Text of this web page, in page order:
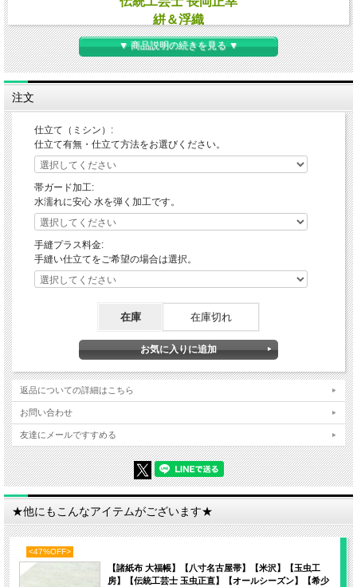
絣＆浮織
洗練された佇まい
モデル画像はAI作成イメージですので不自然な箇所がございますがご
容赦ください。
▼ 商品説明の続きを見る ▼
注文
仕立て（ミシン）:
仕立て有無・仕立て方法をお選びください。
帯ガード加工:
水濡れに安心 水を弾く加工です。
手縫プラス料金:
手縫い仕立てをご希望の場合は選択。
在庫 在庫切れ
返品についての詳細はこちら
お問い合わせ
友達にメールですすめる
★他にもこんなアイテムがございます★
<47%OFF>
【諸紙布 大福帳】【八寸名古屋帯】【米沢】【玉虫工
房】【伝統工芸士 玉虫正直】【オールシーズン】【希少